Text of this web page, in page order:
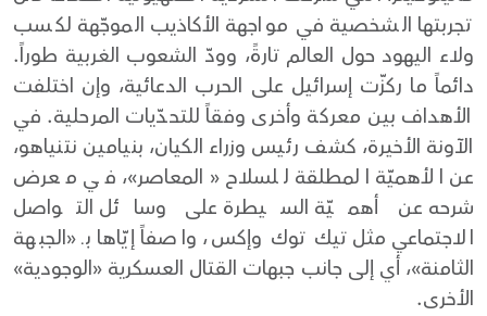
تجربتها الشخصية في مواجهة الأكاذيب الموجّهة لكسب
ولاء اليهود حول العالم تارةً، وودّ الشعوب الغربية طوراً.
دائماً ما ركزّت إسرائيل على الحرب الدعائية، وإن اختلفت
الأهداف بين معركة وأخرى وفقاً للتحدّيات المرحلية. في
الآونة الأخيرة، كشف رئيس وزراء الكيان، بنيامين نتنياهو،
عن الأهميّة المطلقة للسلاح «المعاصر»، في معرض
شرحه عن أهميّة السيطرة على وسائل التواصل
الاجتماعي مثل تيك توك وإكس، واصفاً إيّاها بـ «الجبهة
الثامنة»، أي إلى جانب جبهات القتال العسكرية «الوجودية»
الأخرى.